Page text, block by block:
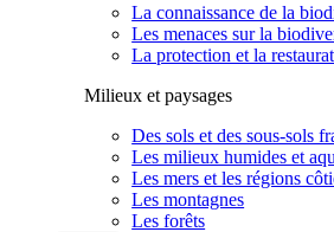
La connaissance de la
Les menaces sur la
La protection et la
Milieux et paysages
Des sols et des sous-sols
Les milieux humides et
Les mers et les régions
Les montagnes
Les forêts